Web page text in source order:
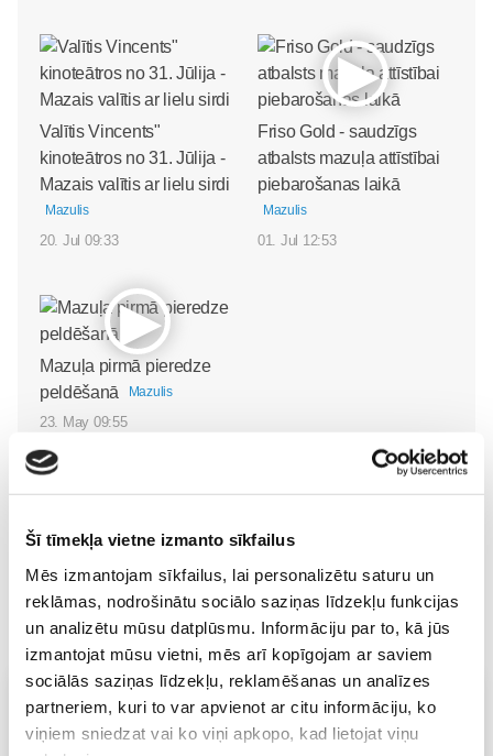
Šī tīmekļa vietne izmanto sīkfailus
Mēs izmantojam sīkfailus, lai personalizētu saturu un
reklāmas, nodrošinātu sociālo saziņas līdzekļu funkcijas
un analizētu mūsu datplūsmu. Informāciju par to, kā jūs
izmantojat mūsu vietni, mēs arī kopīgojam ar saviem
sociālās saziņas līdzekļu, reklamēšanas un analīzes
partneriem, kuri to var apvienot ar citu informāciju, ko
viņiem sniedzat vai ko viņi apkopo, kad lietojat viņu
Valītis Vincents"
kinoteātros no 31. Jūlija -
Mazais valītis ar lielu sirdi
Mazulis
20. Jul 09:33
Friso Gold - saudzīgs
atbalsts mazuļa attīstībai
piebarošanas laikā
Mazulis
01. Jul 12:53
Mazuļa pirmā pieredze
peldēšanā
Mazulis
23. May 09:55
Vecāku skola
Grūtnieču masāža, pēcdzemdību masāža, ķermeņa